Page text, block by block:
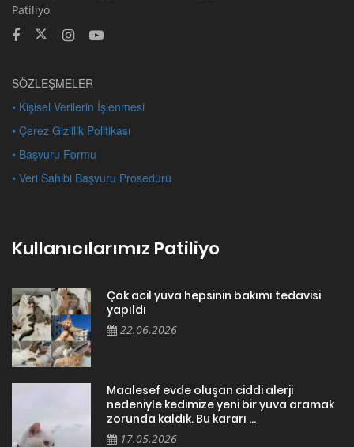
Patiliyo
SÖZLEŞMELER
• Kişisel Verilerin İşlenmesi
• Çerez Gizlilik Politikası
• Başvuru Formu
• Veri Sahibi Başvuru Prosedürü
Kullanıcılarımız Patiliyo
Çok acil yuva hepsinin bakımı tedavisi
yapıldı
22.06.2026
Maalesef evde oluşan ciddi alerji
nedeniyle kedimize yeni bir yuva aramak
zorunda kaldık. Bu kararı ...
17.05.2026